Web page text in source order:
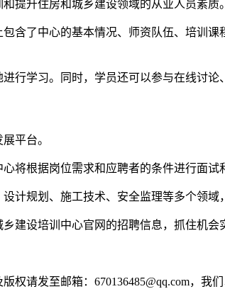
提升住房和城乡建设领域的从业人员素质
含了中心的基本情况、师资队伍、培训
行学习。同时，学员还可以参与在线讨
平台。
将根据岗位需求和应聘者的条件进行面试
计规划、施工技术、安全监理等多个领
建设培训中心官网的招聘信息，抓住机会
请发至邮箱：670136485@qq.com，我